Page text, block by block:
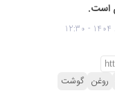
روغن گوشت